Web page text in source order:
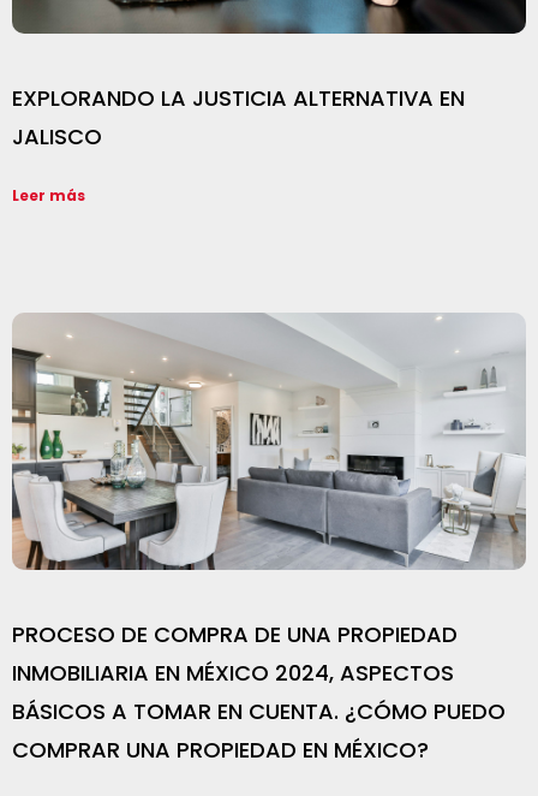
EXPLORANDO LA JUSTICIA ALTERNATIVA EN
JALISCO
Leer más
PROCESO DE COMPRA DE UNA PROPIEDAD
INMOBILIARIA EN MÉXICO 2024, ASPECTOS
BÁSICOS A TOMAR EN CUENTA. ¿CÓMO PUEDO
COMPRAR UNA PROPIEDAD EN MÉXICO?